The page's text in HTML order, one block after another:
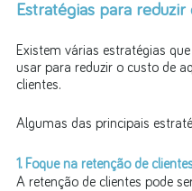
Estratégias para reduzir
Existem várias estratégias
usar para reduzir o custo de
clientes.
Algumas das principais
1. Foque na retenção de
A retenção de clientes pode